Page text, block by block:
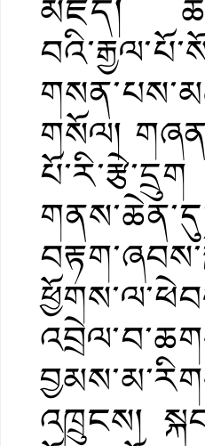
མཛད།
གསོལ།
འཁྲུངས།